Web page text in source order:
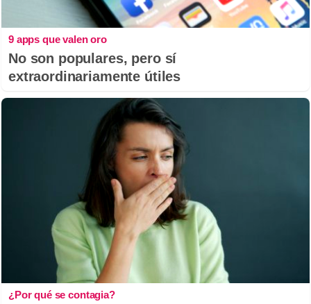
9 apps que valen oro
No son populares, pero sí
extraordinariamente útiles
¿Por qué se contagia?